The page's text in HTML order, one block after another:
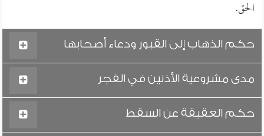
الحق.
حكم الذهاب إلى القبور ودعاء أصحابها
مدى مشروعية الأذنين في الفجر
حكم العقيقة عن السقط